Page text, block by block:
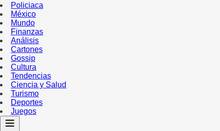
Policiaca
México
Mundo
Finanzas
Análisis
Cartones
Gossip
Cultura
Tendencias
Ciencia y Salud
Turismo
Deportes
Juegos